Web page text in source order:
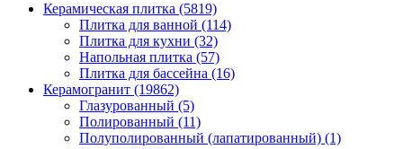
Керамическая плитка (5819)
Плитка для ванной (114)
Плитка для кухни (32)
Напольная плитка (57)
Плитка для бассейна (16)
Керамогранит (19862)
Глазурованный (5)
Полированный (11)
Полуполированный (лапатированный) (1)